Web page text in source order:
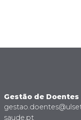
Gestão de Doentes
saude.pt